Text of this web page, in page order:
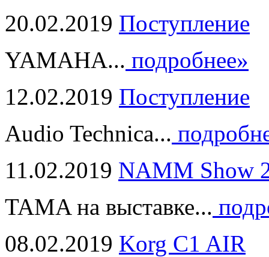
20.02.2019 Поступление
YAMAHA... подробнее»
12.02.2019 Поступление
Audio Technica...
11.02.2019 NAMM Show
TAMA на выставке...
08.02.2019 Korg C1 AIR